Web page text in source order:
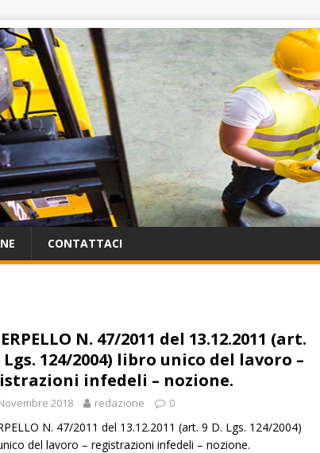
CONTATTACI
N. 47/2011 del 13.12.2011 (art.
Lgs. 124/2004) libro unico del lavoro –
infedeli – nozione.
2018 redazione 0
N. 47/2011 del 13.12.2011 (art. 9 D. Lgs. 124/2004)
del lavoro – registrazioni infedeli – nozione.